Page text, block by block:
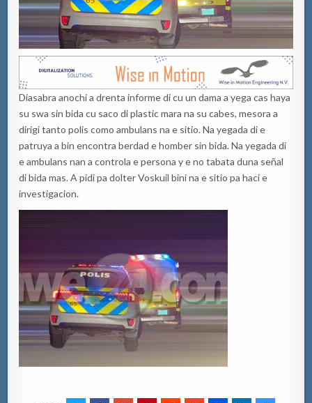
Diasabra anochi a drenta informe di cu un dama a yega cas haya
su swa sin bida cu saco di plastic mara na su cabes, mesora a
dirigi tanto polis como ambulans na e sitio. Na yegada di e
patruya a bin encontra berdad e homber sin bida. Na yegada di
e ambulans nan a controla e persona y e no tabata duna señal
di bida mas. A pidi pa dolter Voskuil bini na e sitio pa haci e
investigacion.